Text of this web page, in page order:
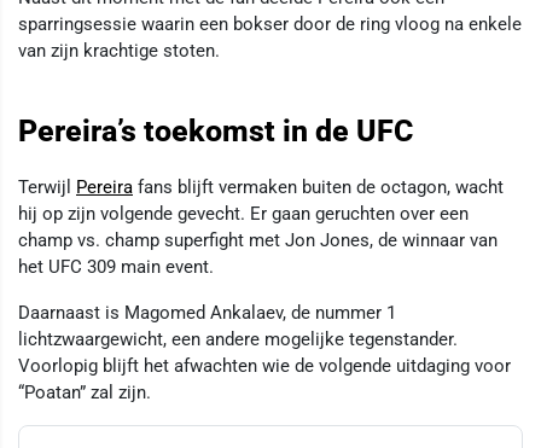
sparringsessie waarin een bokser door de ring vloog na enkele
van zijn krachtige stoten.
Pereira’s toekomst in de UFC
Terwijl Pereira fans blijft vermaken buiten de octagon, wacht
hij op zijn volgende gevecht. Er gaan geruchten over een
champ vs. champ superfight met Jon Jones, de winnaar van
het UFC 309 main event.
Daarnaast is Magomed Ankalaev, de nummer 1
lichtzwaargewicht, een andere mogelijke tegenstander.
Voorlopig blijft het afwachten wie de volgende uitdaging voor
“Poatan” zal zijn.